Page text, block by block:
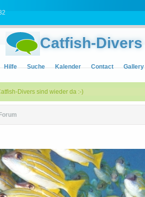
Catfish-Divers
Hilfe Suche Kalender Contact Gallery
Divers sind wieder da :-)
Forum